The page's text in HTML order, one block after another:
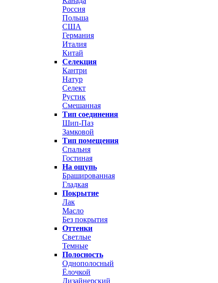
Россия
Польша
США
Германия
Италия
Китай
Селекция
Кантри
Натур
Селект
Рустик
Смешанная
Тип соединения
Шип-Паз
Замковой
Тип помещения
Спальня
Гостиная
На ощупь
Брашированная
Гладкая
Покрытие
Лак
Масло
Без покрытия
Оттенки
Светлые
Темные
Полосность
Однополосный
Ёлочкой
Дизайнерский